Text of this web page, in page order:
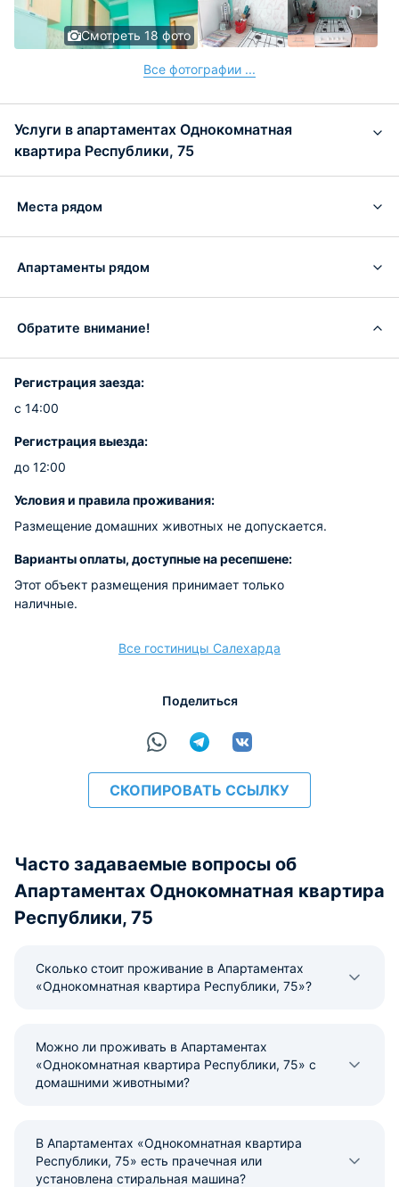
Смотреть 18 фото
Все фотографии ...
Услуги в апартаментах Однокомнатная
квартира Республики, 75
Места рядом
Апартаменты рядом
Обратите внимание!
Регистрация заезда:
с 14:00
Регистрация выезда:
до 12:00
Условия и правила проживания:
Размещение домашних животных не допускается.
Варианты оплаты, доступные на ресепшене:
Этот объект размещения принимает только
наличные.
Все гостиницы Салехарда
Поделиться
СКОПИРОВАТЬ ССЫЛКУ
Часто задаваемые вопросы об
Апартаментах Однокомнатная квартира
Республики, 75
Сколько стоит проживание в Апартаментах
«Однокомнатная квартира Республики, 75»?
Можно ли проживать в Апартаментах
«Однокомнатная квартира Республики, 75» с
домашними животными?
В Апартаментах «Однокомнатная квартира
Республики, 75» есть прачечная или
установлена стиральная машина?